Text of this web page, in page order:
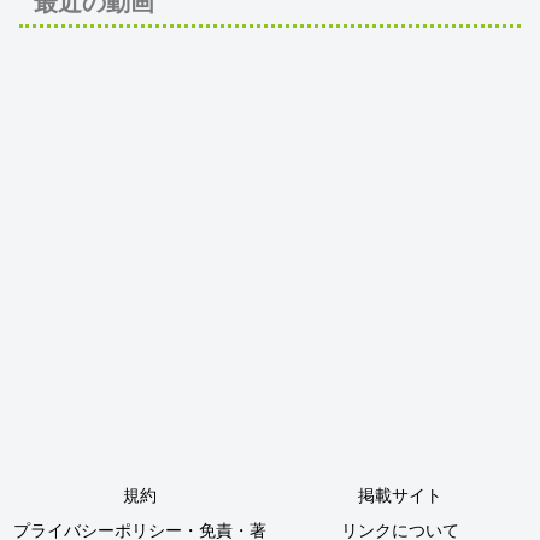
規約
掲載サイト
プライバシーポリシー・免責・著
リンクについて